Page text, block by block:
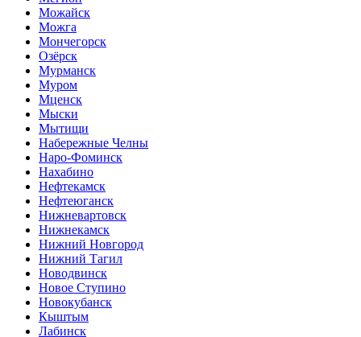
Можайск
Можга
Мончегорск
Озёрск
Мурманск
Муром
Мценск
Мыски
Мытищи
Набережные Челны
Наро-Фоминск
Нахабино
Нефтекамск
Нефтеюганск
Нижневартовск
Нижнекамск
Нижний Новгород
Нижний Тагил
Новодвинск
Новое Ступино
Новокубанск
Кыштым
Лабинск